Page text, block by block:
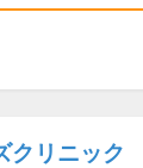
クリニック